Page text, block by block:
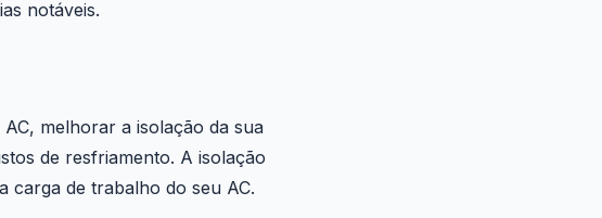
notáveis.
melhorar a isolação da sua
de resfriamento. A isolação
carga de trabalho do seu AC.